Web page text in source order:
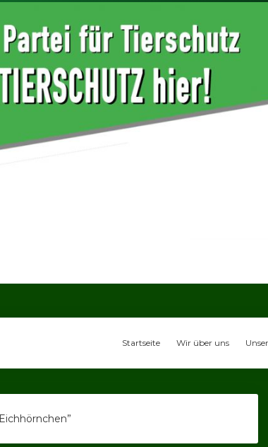
Startseite Wir über uns